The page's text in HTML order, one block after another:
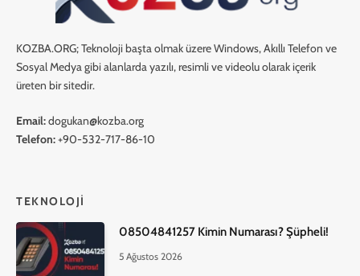
KOZBA.ORG; Teknoloji başta olmak üzere Windows, Akıllı Telefon ve
Sosyal Medya gibi alanlarda yazılı, resimli ve videolu olarak içerik
üreten bir sitedir.
Email:dogukan@kozba.org
Telefon:+90-532-717-86-10
TEKNOLOJI
08504841257 Kimin Numarası? Şüpheli!
5 Ağustos 2026